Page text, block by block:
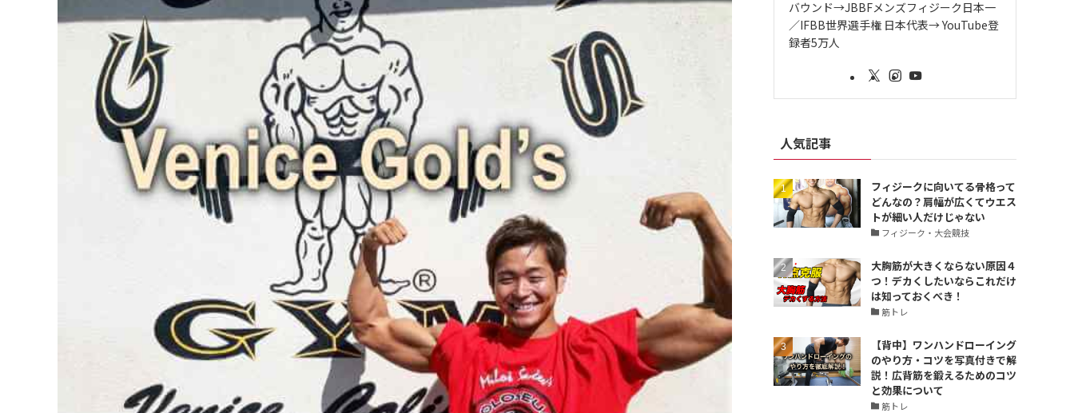
バウンド→JBBFメンズフィジーク日本一
／IFBB世界選手権 日本代表→ YouTube登
録者5万人
人気記事
フィジークに向いてる骨格って
どんなの？肩幅が広くてウエス
トが細い人だけじゃない
フィジーク・大会競技
大胸筋が大きくならない原因４
つ！デカくしたいならこれだけ
は知っておくべき！
筋トレ
【背中】ワンハンドローイング
のやり方・コツを写真付きで解
説！広背筋を鍛えるためのコツ
と効果について
筋トレ